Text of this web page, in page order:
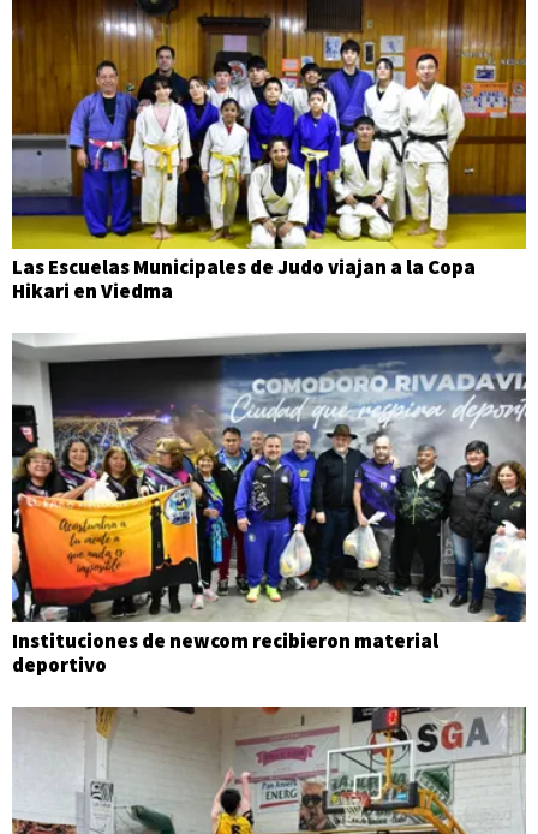
Las Escuelas Municipales de Judo viajan a la Copa
Hikari en Viedma
Instituciones de newcom recibieron material
deportivo